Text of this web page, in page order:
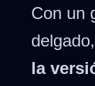
Con un
la